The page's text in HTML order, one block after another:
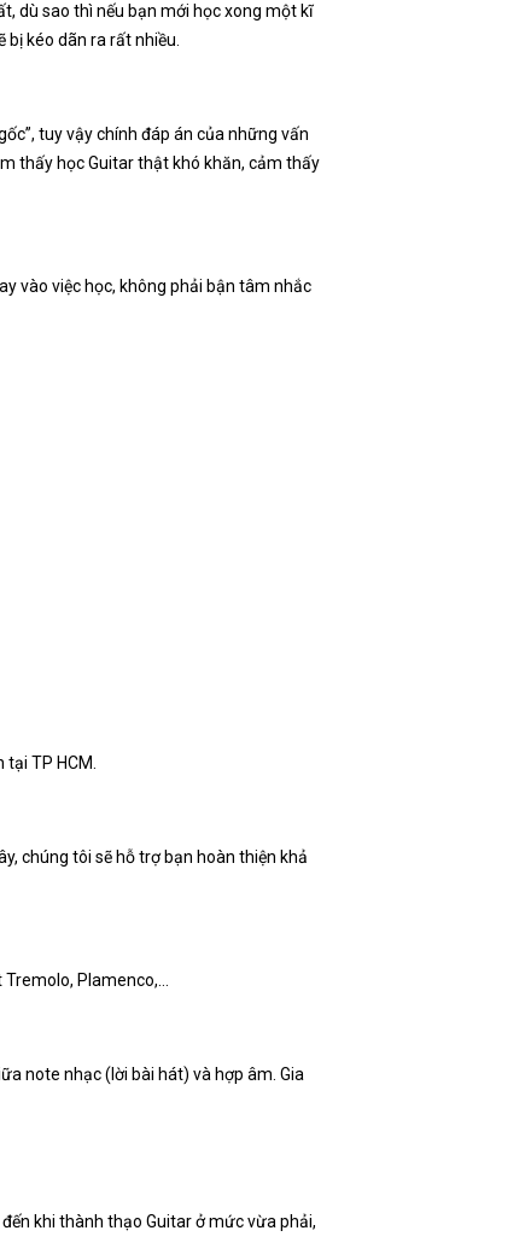
dù sao thì nếu bạn mới học xong một kĩ
kéo dãn ra rất nhiều.
tuy vậy chính đáp án của những vấn
thấy học Guitar thật khó khăn, cảm thấy
vào việc học, không phải bận tâm nhắc
TP HCM.
chúng tôi sẽ hỗ trợ bạn hoàn thiện khả
Plamenco,…
note nhạc (lời bài hát) và hợp âm. Gia
khi thành thạo Guitar ở mức vừa phải,